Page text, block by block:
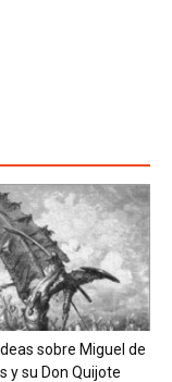
sobre Miguel de
y su Don Quijote